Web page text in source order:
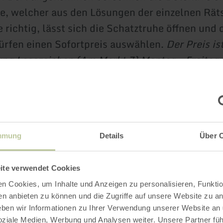
Details Über
verwendet Cookies
Cookies, um Inhalte und Anzeigen zu personalisieren,
anbieten zu können und die Zugriffe auf unsere Website zu
wir Informationen zu Ihrer Verwendung unserer Website an
Medien, Werbung und Analysen weiter. Unsere Partner
welcher aus den Lösungen der einzelnen
richtig, lässt sich die Schatztruhe öffnen und
einen Sofortpreis auswählen. Der Preis
Lesezeichen (Am Markt 7) Montag - Freitag
Trail kann mit Hilfe einer ausgedruckten
welche die Nachwuchsdetektive in der
Hillesheim vor Ort erwerben können.
buchbar ab 2 Personen in der Tourist-